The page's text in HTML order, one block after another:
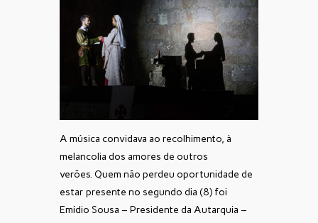
A música convidava ao recolhimento, à
melancolia dos amores de outros
verões. Quem não perdeu oportunidade de
estar presente no segundo dia (8) foi
Emídio Sousa – Presidente da Autarquia –